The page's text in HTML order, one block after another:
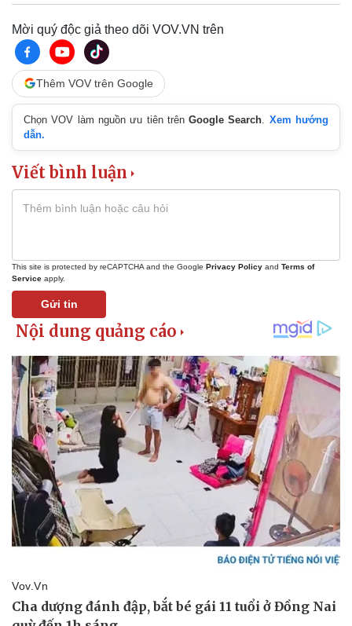
Mời quý độc giả theo dõi VOV.VN trên
Thêm VOV trên Google
Chọn VOV làm nguồn ưu tiên trênGoogle Search
Xem hướng
dẫn.
Viết bình luận
This site is protected by reCAPTCHA and the Google Privacy Policy and Terms of
Service apply.
Gửi tin